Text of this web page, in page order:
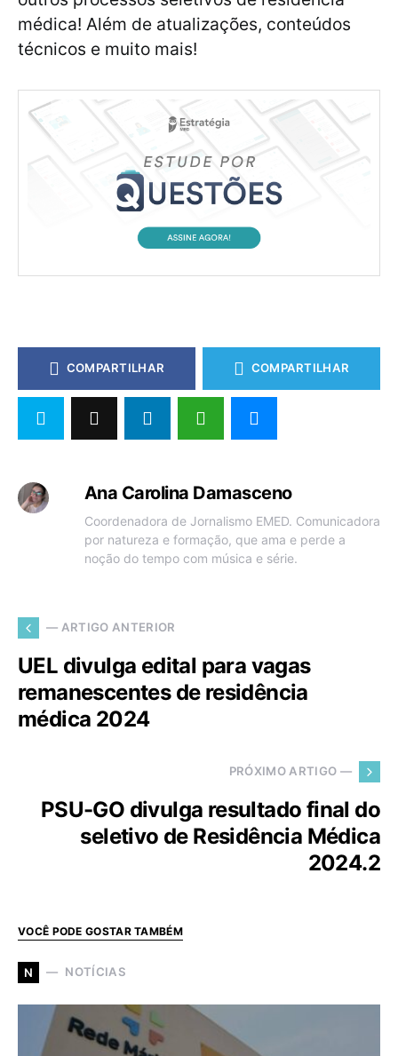
médica! Além de atualizações, conteúdos
técnicos e muito mais!
COMPARTILHAR COMPARTILHAR
Ana Carolina Damasceno
Coordenadora de Jornalismo EMED. Comunicadora
por natureza e formação, que ama e perde a
noção do tempo com música e série.
— ARTIGO ANTERIOR
UEL divulga edital para vagas
remanescentes de residência
médica 2024
PRÓXIMO ARTIGO —
PSU-GO divulga resultado final do
seletivo de Residência Médica
2024.2
VOCÊ PODE GOSTAR TAMBÉM
N NOTÍCIAS